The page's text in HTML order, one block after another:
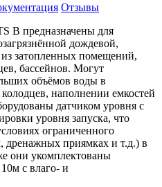
Отзывы
B предназначены для
дождевой,
затопленных помещений,
бассейнов. Могут
объёмов воды в
наполнении емкостей
датчиком уровня с
уровня запуска, что
ограниченного
дренажных приямках и т.д.) в
они укомплектованы
с влаго- и